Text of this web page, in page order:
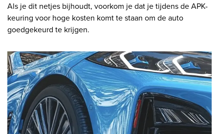
Als je dit netjes bijhoudt, voorkom je dat je tijdens de APK-
keuring voor hoge kosten komt te staan om de auto
goedgekeurd te krijgen.